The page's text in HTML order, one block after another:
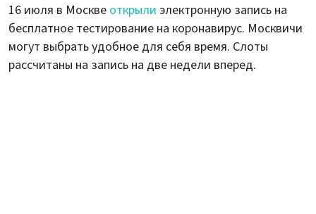
16 июля в Москве открыли электронную запись на
бесплатное тестирование на коронавирус. Москвичи
могут выбрать удобное для себя время. Слоты
рассчитаны на запись на две недели вперед.